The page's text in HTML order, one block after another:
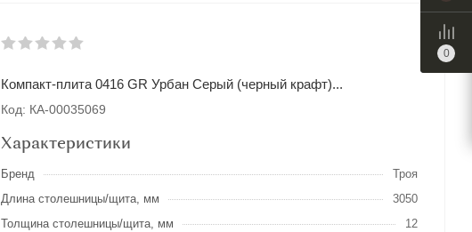
Компакт-плита 0416 GR Урбан Серый (черный крафт)...
Код: КА-00035069
Характеристики
Бренд
Троя
Длина столешницы/щита, мм
3050
Толщина столешницы/щита, мм
12
0